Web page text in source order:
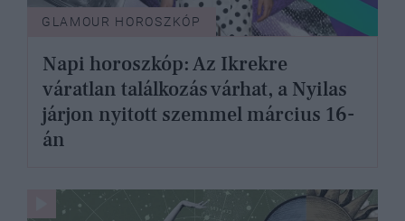
GLAMOUR HOROSZKÓP
Napi horoszkóp: Az Ikrekre
váratlan találkozás várhat, a Nyilas
járjon nyitott szemmel március 16-
án